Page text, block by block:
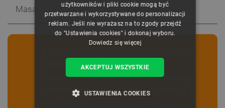
Masa 1 kg
(chłoną wilgoć), dlatego naruszenie
hermetycznego opakowania próżniowego
trwale obniża jakość i wartość produktu. Z
użytkowników i pliki cookie mogą być
przetwarzane i wykorzystywane do personalizacji
reklam. Jeśli nie wyrażasz na to zgody przejdź
do "Ustawienia cookies" i dokonaj wyboru.
Dowiedz się więcej
AKCEPTUJ WSZYSTKIE
USTAWIENIA COOKIES